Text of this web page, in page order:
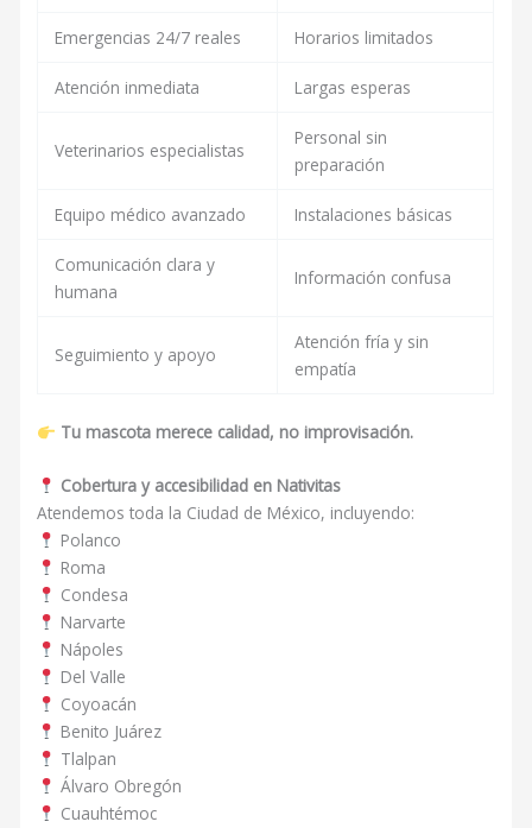
Emergencias 24/7 reales Horarios limitados
Atención inmediata Largas esperas
Veterinarios especialistas
Personal sin
preparación
Equipo médico avanzado Instalaciones básicas
Comunicación clara y
humana
Información confusa
Seguimiento y apoyo
Atención fría y sin
empatía
Tu mascota merece calidad, no improvisación.
Cobertura y accesibilidad en Nativitas
Atendemos toda la Ciudad de México, incluyendo:
Polanco
Roma
Condesa
Narvarte
Nápoles
Del Valle
Coyoacán
Benito Juárez
Tlalpan
Álvaro Obregón
Cuauhtémoc